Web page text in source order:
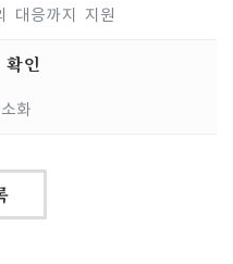
대응까지 지원
인
화